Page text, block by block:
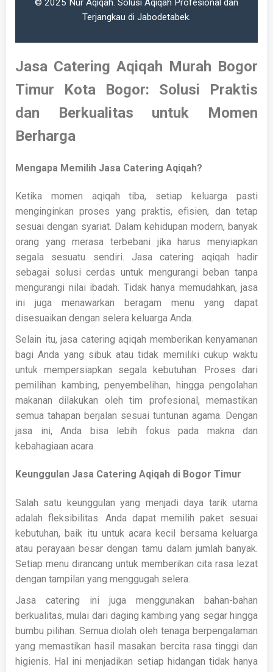
© 2025 Nur Aqiqah. Solusi Aqiqah Profesional dan
Terjangkau di Jabodetabek.
Jasa Catering Aqiqah Murah Bogor
Timur Kota Bogor: Solusi Praktis
dan Berkualitas untuk Momen
Berharga
Mengapa Memilih Jasa Catering Aqiqah?
Ketika momen aqiqah tiba, setiap keluarga pasti
menginginkan proses yang praktis, efisien, dan tetap
sesuai dengan syariat. Dalam kehidupan modern, banyak
orang yang merasa terbebani jika harus menyiapkan
segala sesuatu sendiri. Jasa catering aqiqah hadir
sebagai solusi cerdas untuk mengurangi beban tanpa
mengurangi nilai ibadah. Tidak hanya memudahkan, jasa
ini juga menawarkan beragam menu yang dapat
disesuaikan dengan selera keluarga Anda.
Selain itu, jasa catering aqiqah memberikan kenyamanan
bagi Anda yang sibuk atau tidak memiliki cukup waktu
untuk mempersiapkan segala kebutuhan. Proses dari
pemilihan kambing, penyembelihan, hingga pengolahan
makanan dilakukan oleh tim profesional, memastikan
semua tahapan berjalan sesuai tuntunan agama. Dengan
jasa ini, Anda bisa lebih fokus pada makna dan
kebahagiaan acara.
Keunggulan Jasa Catering Aqiqah di Bogor Timur
Salah satu keunggulan yang menjadi daya tarik utama
adalah fleksibilitas. Anda dapat memilih paket sesuai
kebutuhan, baik itu untuk acara kecil bersama keluarga
atau perayaan besar dengan tamu dalam jumlah banyak.
Setiap menu dirancang untuk memberikan cita rasa lezat
dengan tampilan yang menggugah selera.
Jasa catering ini juga menggunakan bahan-bahan
berkualitas, mulai dari daging kambing yang segar hingga
bumbu pilihan. Semua diolah oleh tenaga berpengalaman
yang memastikan hasil masakan bercita rasa tinggi dan
higienis. Hal ini menjadikan setiap hidangan tidak hanya